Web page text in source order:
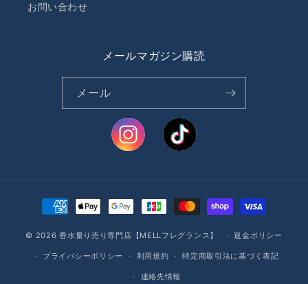
お問い合わせ
メールマガジン購読
メール
決
済
方
法
© 2026香水量り売り専門店【MELLフレグランス】 返金ポリシー
プライバシーポリシー 利用規約 特定商取引法に基づく表記
連絡先情報